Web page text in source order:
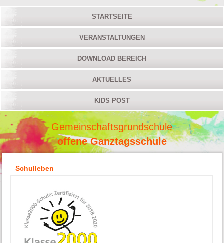
STARTSEITE
VERANSTALTUNGEN
DOWNLOAD BEREICH
AKTUELLES
KIDS POST
Gemeinschaftsgrundschule
offene Ganztagsschule
Schulleben